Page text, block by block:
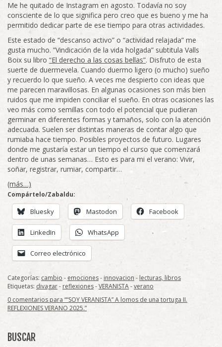
Me he quitado de Instagram en agosto. Todavía no soy
consciente de lo que significa pero creo que es bueno y me ha
permitido dedicar parte de ese tiempo para otras actividades.
Este estado de “descanso activo” o “actividad relajada” me
gusta mucho. ”Vindicación de la vida holgada” subtitula Valls
Boix su libro “El derecho a las cosas bellas”. Disfruto de esta
suerte de duermevela. Cuando duermo ligero (o mucho) sueño
y recuerdo lo que sueño. A veces me despierto con ideas que
me parecen maravillosas. En algunas ocasiones son más bien
ruidos que me impiden conciliar el sueño. En otras ocasiones las
veo más como semillas con todo el potencial que pudieran
germinar en diferentes formas y tamaños, solo con la atención
adecuada. Suelen ser distintas maneras de contar algo que
rumiaba hace tiempo. Posibles proyectos de futuro. Lugares
donde me gustaría estar un tiempo el curso que comenzará
dentro de unas semanas… Esto es para mi el verano: Vivir,
soñar, registrar, rumiar, compartir…
(más…)
Compártelo/Zabaldu:
Bluesky Mastodon Facebook
LinkedIn WhatsApp
Correo electrónico
Categorías: cambio - emociones- innovacion -lecturas, libros
Etiquetas: divagar- reflexiones-VERANISTA-verano
0 comentarios para ““SOY VERANISTA” A lomos de una tortuga II.
REFLEXIONES VERANO 2025.”
BUSCAR